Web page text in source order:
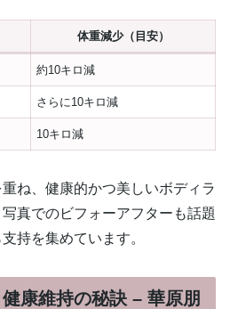
体重減少（目安）
約10キロ減
さらに10キロ減
10キロ減
ね、健康的かつ美しいボディラ
真でのビフォーアフターも話題
持を集めています。
康維持の秘訣 – 華原朋